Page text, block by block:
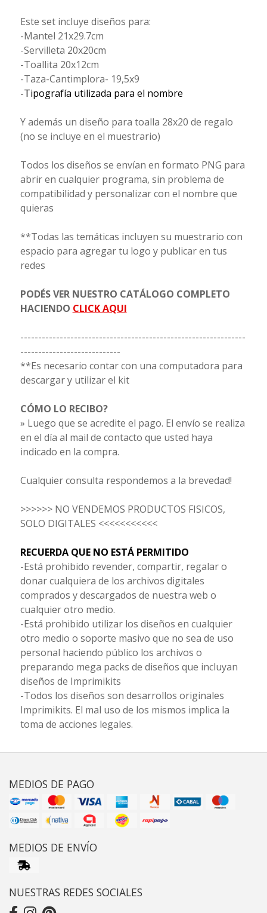
Este set incluye diseños para:
-Mantel 21x29.7cm
-Servilleta 20x20cm
-Toallita 20x12cm
-Taza-Cantimplora- 19,5x9
-Tipografía utilizada para el nombre
Y además un diseño para toalla 28x20 de regalo
(no se incluye en el muestrario)
Todos los diseños se envían en formato PNG para
abrir en cualquier programa, sin problema de
compatibilidad y personalizar con el nombre que
quieras
**Todas las temáticas incluyen su muestrario con
espacio para agregar tu logo y publicar en tus
redes
PODÉS VER NUESTRO CATÁLOGO COMPLETO
HACIENDO CLICK AQUI
---------------------------------------------------------------
----------------------------
**Es necesario contar con una computadora para
descargar y utilizar el kit
CÓMO LO RECIBO?
» Luego que se acredite el pago. El envío se realiza
en el día al mail de contacto que usted haya
indicado en la compra.
Cualquier consulta respondemos a la brevedad!
>>>>>> NO VENDEMOS PRODUCTOS FISICOS,
SOLO DIGITALES <<<<<<<<<<<
RECUERDA QUE NO ESTÁ PERMITIDO
-Está prohibido revender, compartir, regalar o
donar cualquiera de los archivos digitales
comprados y descargados de nuestra web o
cualquier otro medio.
-Está prohibido utilizar los diseños en cualquier
otro medio o soporte masivo que no sea de uso
personal haciendo público los archivos o
preparando mega packs de diseños que incluyan
diseños de Imprimikits
-Todos los diseños son desarrollos originales
Imprimikits. El mal uso de los mismos implica la
toma de acciones legales.
MEDIOS DE PAGO
MEDIOS DE ENVÍO
NUESTRAS REDES SOCIALES